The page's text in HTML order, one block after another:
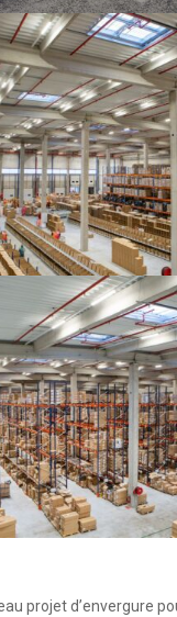
projet d’envergure